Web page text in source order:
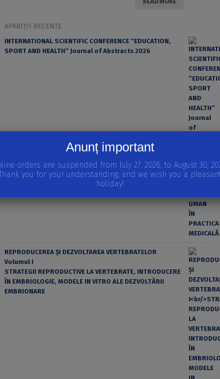
APARIȚII RECENTE
INTERNATIONAL SCIENTIFIC CONFERENCE “EDUCATION,
SPORT AND HEALTH” Journal of Abstracts 2026
EROAREA ȘI FACTORUL UMAN ÎN PRACTICA MEDICALĂ
REPRODUCEREA ȘI DEZVOLTAREA VERTEBRATELOR
Volumul I
STRATEGII REPRODUCTIVE LA VERTEBRATE, INTRODUCERE
ÎN EMBRIOLOGIE, MODELE IN VITRO ALE DEZVOLTĂRII
EMBRIONARE
Anunț important
orders are suspended from July 27, 2026, to August 30,
you for your understanding, and we wish you a
holiday!